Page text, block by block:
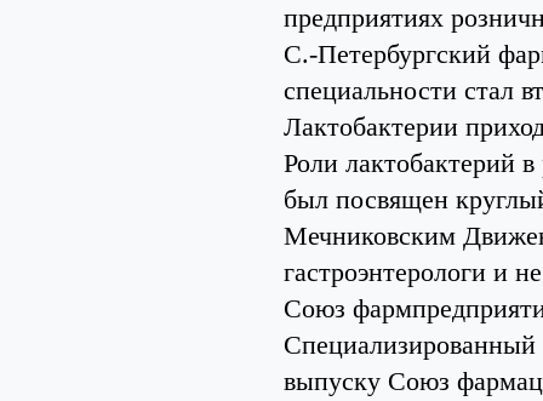
предприятиях
С.-Петербургский
специальности стал
Лактобактерии
Роли лактобактерий
был посвящен
Мечниковским
гастроэнтерологи и
Союз
выпуску Союз